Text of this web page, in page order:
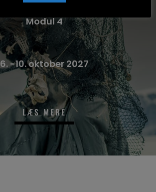
Modul 4
6. -10. oktober 2027
LÆS MERE